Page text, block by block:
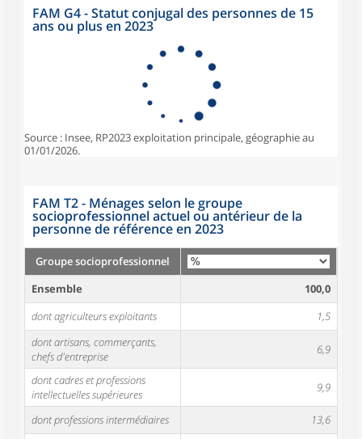
FAM G4 - Statut conjugal des personnes de 15
ans ou plus en 2023
Source : Insee, RP2023 exploitation principale, géographie au
01/01/2026.
FAM T2 - Ménages selon le groupe
socioprofessionnel actuel ou antérieur de la
personne de référence en 2023
Groupe socioprofessionnel
Ensemble
100,0
dont agriculteurs exploitants
1,5
dont artisans, commerçants,
chefs d'entreprise
6,9
dont cadres et professions
intellectuelles supérieures
9,9
dont professions intermédiaires
13,6